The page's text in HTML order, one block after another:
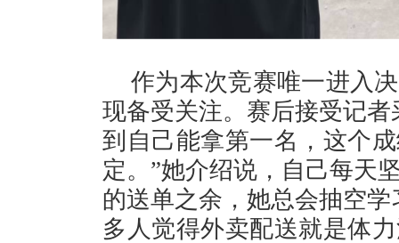
作为本次竞赛唯一进入
现备受关注。赛后接受记
到自己能拿第一名，这个
定。”她介绍说，自己每天
的送单之余，她总会抽空
多人觉得外卖配送就是体